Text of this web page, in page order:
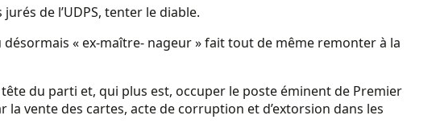
de l’UDPS, tenter le diable.
« ex-maître- nageur » fait tout de même remonter à la
du parti et, qui plus est, occuper le poste éminent de Premier
vente des cartes, acte de corruption et d’extorsion dans les